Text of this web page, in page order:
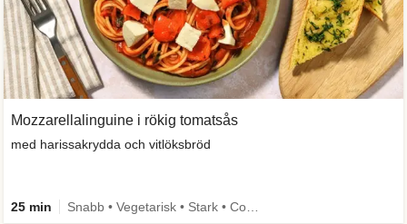
Mozzarellalinguine i rökig tomatsås
med harissakrydda och vitlöksbröd
25 min